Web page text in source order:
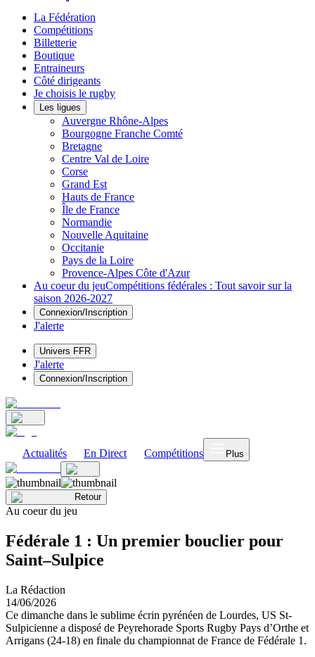
La Fédération
Compétitions
Billetterie
Boutique
Entraineurs
Côté dirigeants
Je choisis le rugby
Les ligues
Auvergne Rhône-Alpes
Bourgogne Franche Comté
Bretagne
Centre Val de Loire
Corse
Grand Est
Hauts de France
Île de France
Normandie
Nouvelle Aquitaine
Occitanie
Pays de la Loire
Provence-Alpes Côte d'Azur
Au coeur du jeuCompétitions fédérales : Tout savoir sur la
saison 2026-2027
Connexion/Inscription
J'alerte
Univers FFR
J'alerte
Connexion/Inscription
Actualités En Direct Compétitions Plus
Retour
Au coeur du jeu
Fédérale 1 : Un premier bouclier pour
Saint–Sulpice
La Rédaction
14/06/2026
Ce dimanche dans le sublime écrin pyrénéen de Lourdes, US St-
Sulpicienne a disposé de Peyrehorade Sports Rugby Pays d’Orthe et
Arrigans (24-18) en finale du championnat de France de Fédérale 1.